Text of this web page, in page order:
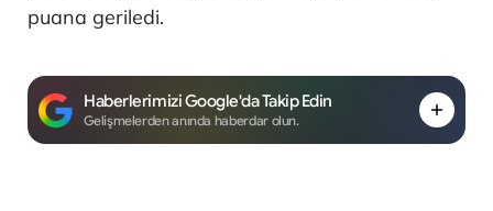
puana geriledi.
Haberlerimizi Google'da Takip Edin
Gelişmelerden anında haberdar olun.